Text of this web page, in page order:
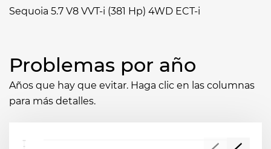
Sequoia 5.7 V8 VVT-i (381 Hp) 4WD ECT-i
Problemas por año
Años que hay que evitar. Haga clic en las columnas
para más detalles.